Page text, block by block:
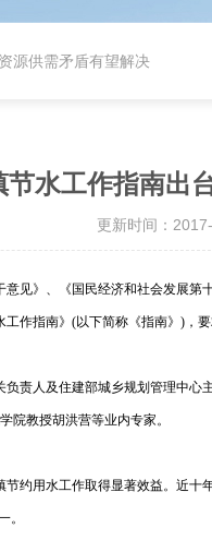
源供需矛盾有望解决
节水工作指南出
更新时间：
见》、《国民经济和社会发展
作指南》(以下简称《指南》)
责人及住建部城乡规划管理中
学院教授胡洪营等业内专家。
约用水工作取得显著效益。近
。